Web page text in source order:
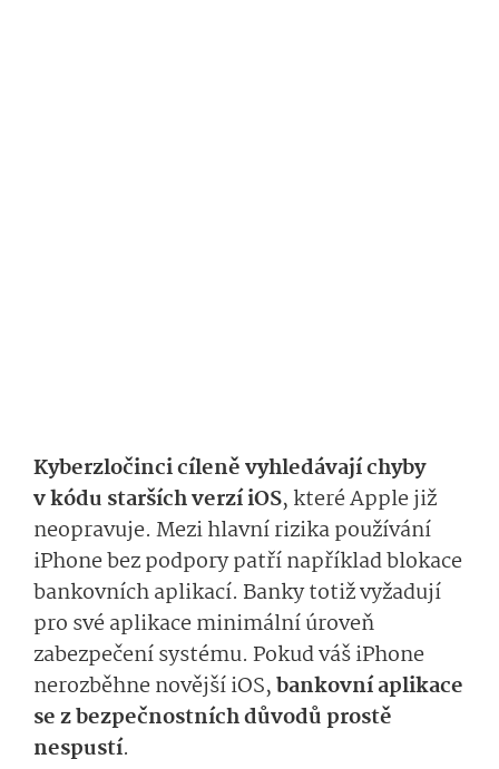
Kyberzločinci cíleně vyhledávají chyby
v kódu starších verzí iOS, které Apple již
neopravuje. Mezi hlavní rizika používání
iPhone bez podpory patří například blokace
bankovních aplikací. Banky totiž vyžadují
pro své aplikace minimální úroveň
zabezpečení systému. Pokud váš iPhone
nerozběhne novější iOS,bankovní aplikace
se z bezpečnostních důvodů prostě
nespustí.